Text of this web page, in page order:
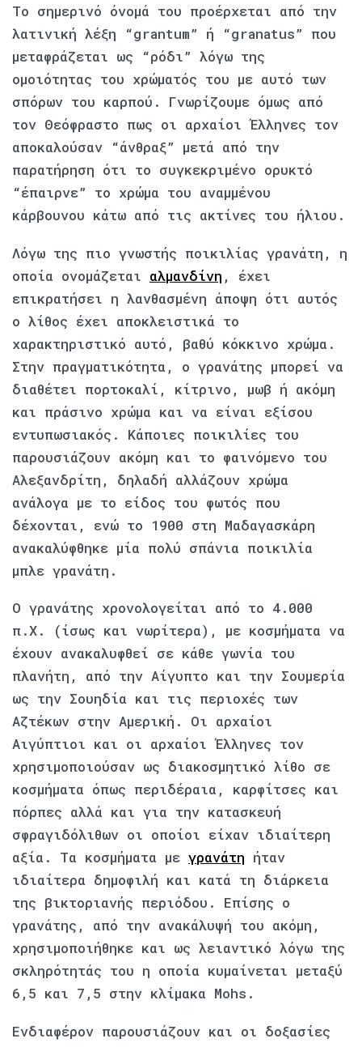
Το σημερινό όνομά του προέρχεται από την
λατινική λέξη “grantum” ή “granatus” που
μεταφράζεται ως “ρόδι” λόγω της
ομοιότητας του χρώματός του με αυτό των
σπόρων του καρπού. Γνωρίζουμε όμως από
τον Θεόφραστο πως οι αρχαίοι Έλληνες τον
αποκαλούσαν “άνθραξ” μετά από την
παρατήρηση ότι το συγκεκριμένο ορυκτό
“έπαιρνε” το χρώμα του αναμμένου
κάρβουνου κάτω από τις ακτίνες του ήλιου.
Λόγω της πιο γνωστής ποικιλίας γρανάτη, η
οποία ονομάζεται αλμανδίνη , έχει
επικρατήσει η λανθασμένη άποψη ότι αυτός
ο λίθος έχει αποκλειστικά το
χαρακτηριστικό αυτό, βαθύ κόκκινο χρώμα.
Στην πραγματικότητα, ο γρανάτης μπορεί να
διαθέτει πορτοκαλί, κίτρινο, μωβ ή ακόμη
και πράσινο χρώμα και να είναι εξίσου
εντυπωσιακός. Κάποιες ποικιλίες του
παρουσιάζουν ακόμη και το φαινόμενο του
Αλεξανδρίτη, δηλαδή αλλάζουν χρώμα
ανάλογα με το είδος του φωτός που
δέχονται, ενώ το 1900 στη Μαδαγασκάρη
ανακαλύφθηκε μία πολύ σπάνια ποικιλία
μπλε γρανάτη.
Ο γρανάτης χρονολογείται από το 4.000
π.Χ. (ίσως και νωρίτερα), με κοσμήματα να
έχουν ανακαλυφθεί σε κάθε γωνία του
πλανήτη, από την Αίγυπτο και την Σουμερία
ως την Σουηδία και τις περιοχές των
Αζτέκων στην Αμερική. Οι αρχαίοι
Αιγύπτιοι και οι αρχαίοι Έλληνες τον
χρησιμοποιούσαν ως διακοσμητικό λίθο σε
κοσμήματα όπως περιδέραια, καρφίτσες και
πόρπες αλλά και για την κατασκευή
σφραγιδόλιθων οι οποίοι είχαν ιδιαίτερη
αξία. Τα κοσμήματα με γρανάτη ήταν
ιδιαίτερα δημοφιλή και κατά τη διάρκεια
της βικτοριανής περιόδου. Επίσης ο
γρανάτης, από την ανακάλυψή του ακόμη,
χρησιμοποιήθηκε και ως λειαντικό λόγω της
σκληρότητάς του η οποία κυμαίνεται μεταξύ
6,5 και 7,5 στην κλίμακα Mohs.
Ενδιαφέρον παρουσιάζουν και οι δοξασίες